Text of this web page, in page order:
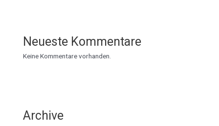
Neueste Kommentare
Keine Kommentare vorhanden.
Archive